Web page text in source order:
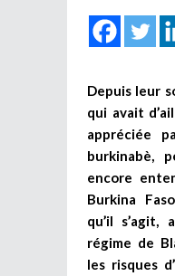
Depuis leur
qui avait
appréciée
burkinabè,
encore
Burkina
qu’il
régime de
les risques